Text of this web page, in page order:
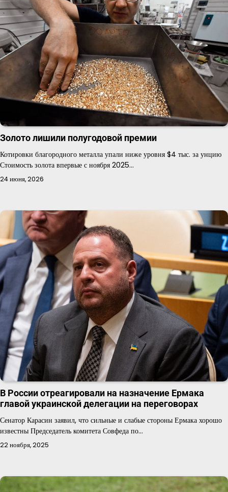
Золото лишили полугодовой премии
Котировки благородного металла упали ниже уровня $4 тыс. за унцию
Стоимость золота впервые с ноября 2025…
24 июня, 2026
В России отреагировали на назначение Ермака
главой украинской делегации на переговорах
Сенатор Карасин заявил, что сильные и слабые стороны Ермака хорошо
известны Председатель комитета Совфеда по…
22 ноября, 2025